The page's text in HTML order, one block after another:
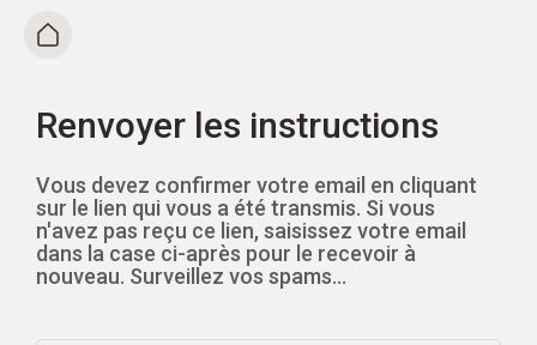
La vidéo qui réinvente
la relation client
Renvoyer les instructions
Vous devez confirmer votre email en cliquant
sur le lien qui vous a été transmis. Si vous
n'avez pas reçu ce lien, saisissez votre email
dans la case ci-après pour le recevoir à
nouveau. Surveillez vos spams...